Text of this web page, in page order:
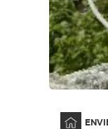
MA SÉLECTION
FR